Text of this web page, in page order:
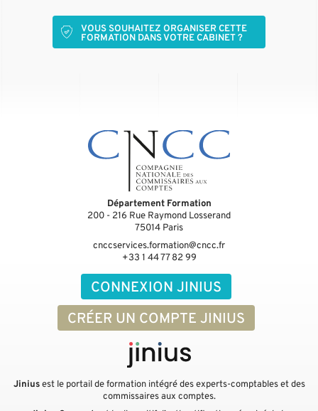
VOUS SOUHAITEZ ORGANISER CETTE
FORMATION DANS VOTRE CABINET ?
CONNEXION JINIUS
CRÉER UN COMPTE JINIUS
Département Formation
200 - 216 Rue Raymond Losserand
75014 Paris
cnccservices.formation@cncc.fr
+33 1 44 77 82 99
Jiniusest le portail de formation intégré des experts-comptables et des
commissaires aux comptes.